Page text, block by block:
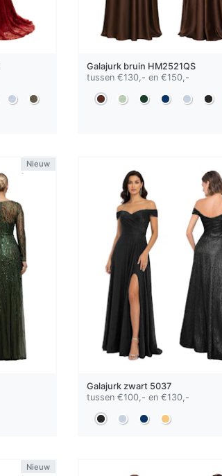
Galajurk bruin HM2521QS
tussen €130,- en €150,-
Nieuw
Galajurk zwart5037
tussen €100,- en €130,-
Nieuw